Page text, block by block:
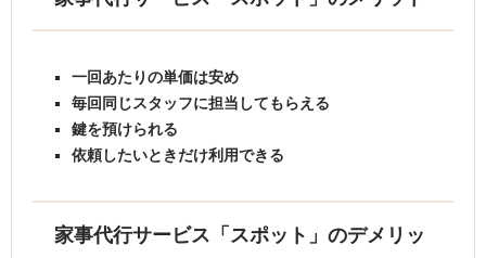
一回あたりの単価は安め
毎回同じスタッフに担当してもらえる
鍵を預けられる
依頼したいときだけ利用できる
家事代行サービス「スポット」のデメリッ